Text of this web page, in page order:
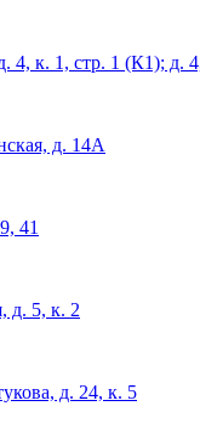
4, к. 1, стр. 1 (К1); д.
д. 14А
41
д. 5, к. 2
д. 24, к. 5